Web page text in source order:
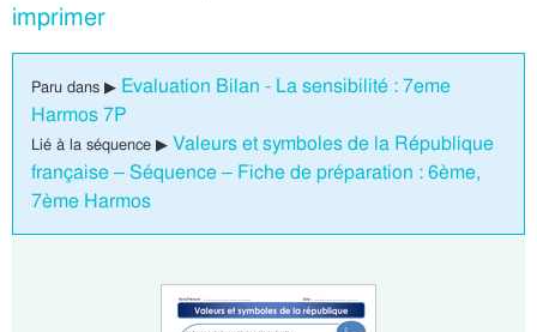
imprimer
Paru dans ▶ Evaluation Bilan - La sensibilité : 7eme
Harmos 7P
Lié à la séquence ▶ Valeurs et symboles de la République
française – Séquence – Fiche de préparation : 6ème,
7ème Harmos